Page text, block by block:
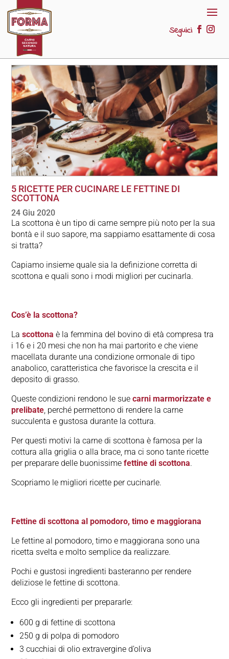
Seguici
5 RICETTE PER CUCINARE LE FETTINE DI
SCOTTONA
24 Giu 2020
La scottona è un tipo di carne sempre più noto per la sua
bontà e il suo sapore, ma sappiamo esattamente di cosa
si tratta?
Capiamo insieme quale sia la definizione corretta di
scottona e quali sono i modi migliori per cucinarla.
Cos’è la scottona?
Lascottonaè la femmina del bovino di età compresa tra
i 16 e i 20 mesi che non ha mai partorito e che viene
macellata durante una condizione ormonale di tipo
anabolico, caratteristica che favorisce la crescita e il
deposito di grasso.
Queste condizioni rendono le suecarni marmorizzate e
prelibate, perché permettono di rendere la carne
succulenta e gustosa durante la cottura.
Per questi motivi la carne di scottona è famosa per la
cottura alla griglia o alla brace, ma ci sono tante ricette
per preparare delle buonissimefettine di scottona.
Scopriamo le migliori ricette per cucinarle.
Fettine di scottona al pomodoro, timo e maggiorana
Le fettine al pomodoro, timo e maggiorana sono una
ricetta svelta e molto semplice da realizzare.
Pochi e gustosi ingredienti basteranno per rendere
deliziose le fettine di scottona.
Ecco gli ingredienti per prepararle:
600 g di fettine di scottona
250 g di polpa di pomodoro
3 cucchiai di olio extravergine d’oliva